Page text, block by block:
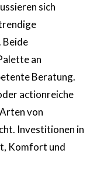
sich
an
Beratung.
actionreiche
von
Investitionen in
Komfort und